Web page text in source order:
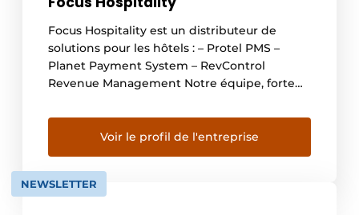
Focus Hospitality est un distributeur de
solutions pour les hôtels : – Protel PMS –
Planet Payment System – RevControl
Revenue Management Notre équipe, forte
votre disposition pour vous aider et vous
conseiller.Voir le profil de l'entreprise
NEWSLETTER